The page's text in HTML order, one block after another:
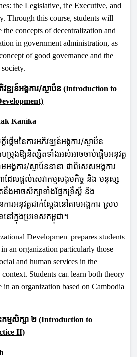
the Legislative, the Executive, and
Through this course, students will
the concepts of decentralization and
in government administration, as
of good governance and the
វឌ្ឍន៍អង្គការ/ស្ថាប័ន​(Introduction to
Kanika
តីផ្តើមនៃការអភិវឌ្ឍន៍អង្គការ/ស្ថាប័ន
ម្រុងឱ្យនិស្សិតទាំងអស់អាចចាប់ផ្តើមអនុវត្ត
មអង្គការ/ស្ថាប័ននានា ជាពិសេសអង្គការ
ែលផ្តល់សេវាកម្មសង្គមកិច្ច និង មនុស្ស
នឹងអាចសិក្សាទាំងផ្នែកទ្រឹស្តី និង
រអនុវត្តជាក់ស្តែងនៅតាមអង្គការ ស្រប
ៅក្នុងប្រទេសកម្ពុជា។
Development prepares students
an organization particularly those
and human services in the
context. Students can learn both theory
in an organization based on Cambodia
កម្មសិក្សា ២(Introduction to
II)